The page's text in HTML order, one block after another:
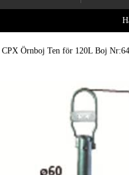
CPX Örnboj Ten för 120L Boj